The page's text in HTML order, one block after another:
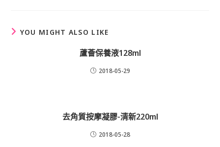
YOU MIGHT ALSO LIKE
蘆薈保養液128ml
2018-05-29
去角質按摩凝膠-清新220ml
2018-05-28